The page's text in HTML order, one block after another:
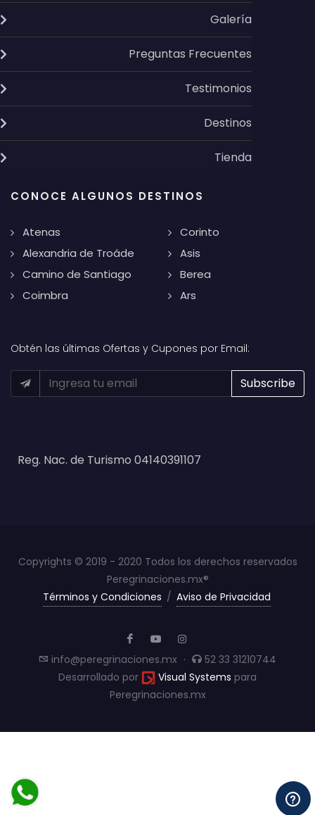
Galería
Preguntas Frecuentes
Testimonios
Destinos
Tienda
CONOCE ALGUNOS DESTINOS
Atenas
Alexandria de Troáde
Camino de Santiago
Coimbra
Corinto
Asis
Berea
Ars
Obtén las últimas Ofertas y Cupones por Email:
Reg. Nac. de Turismo 04140391107
Copyrights © 2019 - 2020 Todos los derechos reservados
Peregrinaciones.mx®
Términos y Condiciones / Aviso de Privacidad
info@peregrinaciones.mx ·
52 33 31210744
Desarrollado por
Visual Systems para
Peregrinaciones.mx